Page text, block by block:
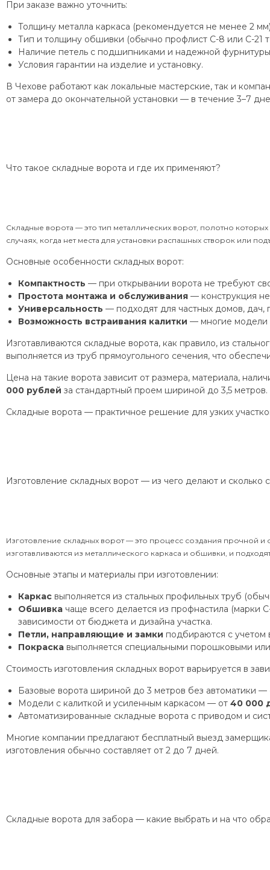
При заказе важно уточнить:
Толщину металла каркаса (рекомендуется не менее 2
Тип и толщину обшивки (обычно профлист С-8 или С-21
Наличие петель с подшипниками и надежной
Условия гарантии на изделие и установку.
В Чехове работают как локальные мастерские, так и
от замера до окончательной установки — в течение 3–7
Что такое складные ворота и где их применяют?
Складные ворота — это тип металлических ворот, полотно
случаях, когда нет места для установки распашных створок или
Основные особенности складных ворот:
Компактность — при открывании ворота не требуют
Простота монтажа и обслуживания — конструкция
Универсальность — подходят для частных домов, дач,
Возможность встраивания калитки — многие модели
Изготавливаются складные ворота, как правило, из
выполняется из труб прямоугольного сечения, что
Цена на такие ворота зависит от размера, материала,
000 рублей за стандартный проем шириной до 3,5 метров.
Складные ворота — практичное решение для узких
Изготовление складных ворот — из чего делают и сколько
Изготовление складных ворот — это процесс создания прочной
изготавливаются из металлического каркаса и обшивки, и
Основные этапы и материалы при изготовлении:
Каркас выполняется из стальных профильных труб
Обшивка чаще всего делается из профнастила (марки
зависимости от бюджета и дизайна участка.
Петли, направляющие и замки подбираются с учетом
Покраска выполняется специальными порошковыми
Стоимость изготовления складных ворот варьируется в
Базовые ворота шириной до 3 метров без автоматики
Модели с калиткой и усиленным каркасом — от 40 000
Автоматизированные складные ворота с приводом и
Многие компании предлагают бесплатный выезд
изготовления обычно составляет от 2 до 7 дней.
Складные ворота для забора — какие выбрать и на что